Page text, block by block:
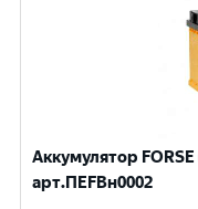
Аккумулятор
арт.ПEFBн0002